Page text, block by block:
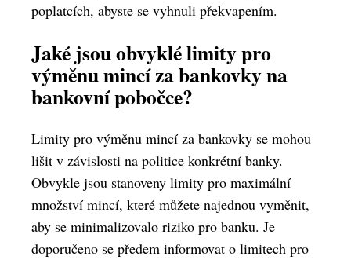
poplatcích, abyste se vyhnuli překvapením.
Jaké jsou obvyklé limity pro
výměnu mincí za bankovky na
bankovní pobočce?
Limity pro výměnu mincí za bankovky se mohou
lišit v závislosti na politice konkrétní banky.
Obvykle jsou stanoveny limity pro maximální
množství mincí, které můžete najednou vyměnit,
aby se minimalizovalo riziko pro banku. Je
doporučeno se předem informovat o limitech pro